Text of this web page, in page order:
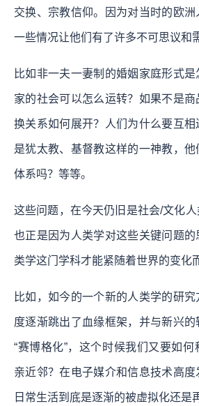
交换、宗教信仰。因为对当时的欧
一些情况让他们有了许多不可思议和
比如非一夫一妻制的婚姻家庭形式
家的社会可以怎么运转？如果不是
换关系如何展开？人们为什么要互
是犹太教、基督教这样的一神教，
体系吗？等等。
这些问题，在今天仍旧是社会/文化人
也正是因为人类学对这些关键问题的
类学这门学科才能紧随着世界的变化
比如，如今的一个新的人类学的研究
度逐渐跳出了血缘框架，并与新兴
“赛博格化”，这个时候我们又要如
亲近邻？在电子媒介和信息技术高
日常生活到底是逐渐的被虚拟化还是